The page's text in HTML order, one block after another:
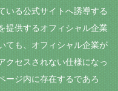
いる公式サイトへ誘導する
提供するオフィシャル企業
ても、オフィシャル企業が
クセスされない仕様になっ
ージ内に存在するであろ